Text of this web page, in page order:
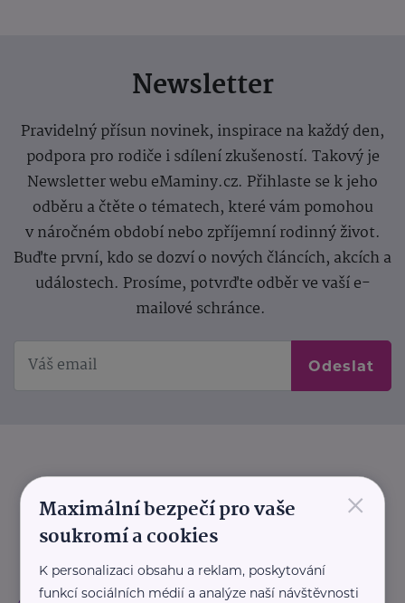
Newsletter
Pravidelný přísun novinek, inspirace na každý den,
podpora pro rodiče i sdílení zkušeností. Takový je
Newsletter webu eMaminy.cz. Přihlaste se k jeho
odběru a čtěte o tématech, které vám pomohou
v náročném období nebo zpříjemní rodinný život.
Buďte první, kdo se dozví o nových článcích, akcích a
událostech. Prosíme, potvrďte odběr ve vaší e-
mailové schránce.
Odeslat
×
Maximální bezpečí pro vaše
soukromí a cookies
K personalizaci obsahu a reklam, poskytování
funkcí sociálních médií a analýze naší návštěvnosti